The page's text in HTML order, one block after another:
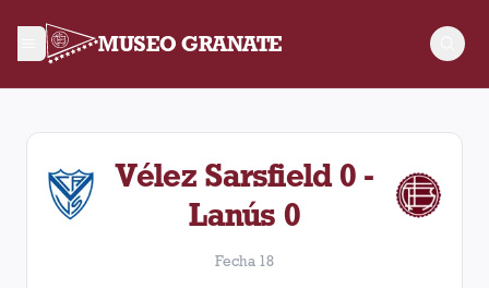
MUSEO GRANATE
Fecha 18. Partido entre Lanús y Vélez Sarsfield disputado
Vélez Sarsfield 0 -
Lanús 0
Fecha 18